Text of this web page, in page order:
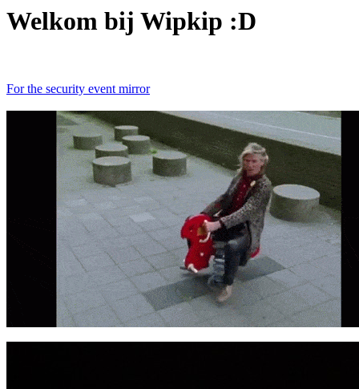
Welkom bij Wipkip :D
For the security event mirror